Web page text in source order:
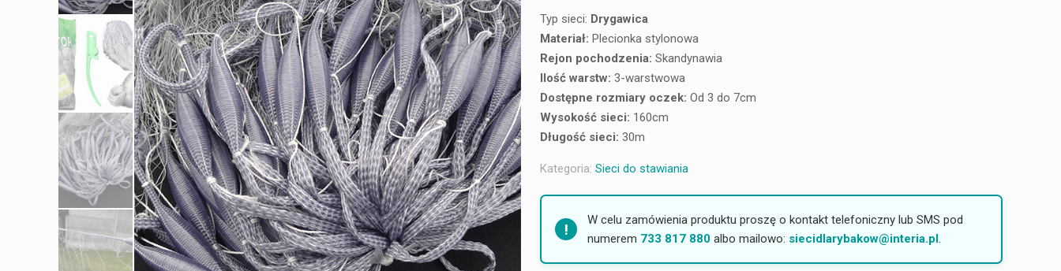
Typ sieci: Drygawica
Materiał: Plecionka stylonowa
Rejon pochodzenia: Skandynawia
Ilość warstw: 3-warstwowa
Dostępne rozmiary oczek: Od 3 do 7cm
Wysokość sieci: 160cm
Długość sieci: 30m
Kategoria: Sieci do stawiania
W celu zamówienia produktu proszę o kontakt telefoniczny lub SMS pod
numerem 733 817 880 albo mailowo: siecidlarybakow@interia.pl.